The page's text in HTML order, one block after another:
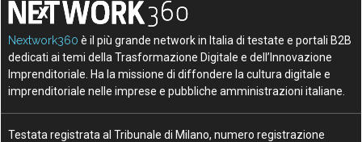
Nextwork360 è il più grande network in Italia di testate e portali B2B
dedicati ai temi della Trasformazione Digitale e dell’Innovazione
Imprenditoriale. Ha la missione di diffondere la cultura digitale e
imprenditoriale nelle imprese e pubbliche amministrazioni italiane.
Testata registrata al Tribunale di Milano, numero registrazione